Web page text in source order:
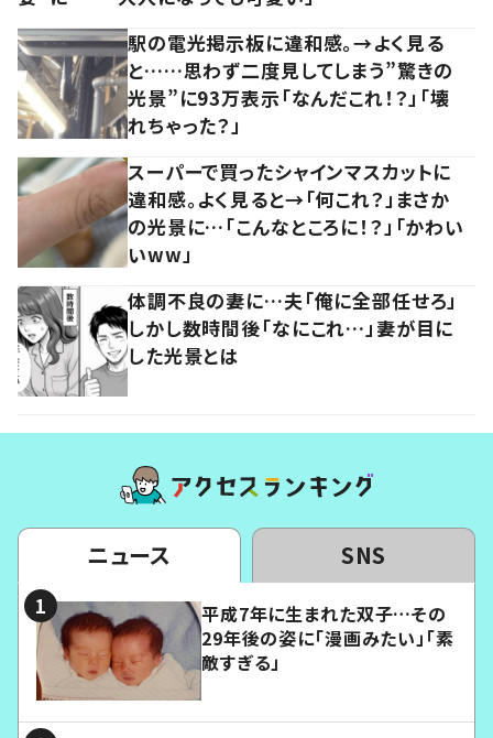
駅の電光掲示板に違和感。→よく見る
と……思わず二度見してしまう”驚きの
光景”に93万表示「なんだこれ！？」「壊
れちゃった？」
スーパーで買ったシャインマスカットに
違和感。よく見ると→「何これ？」まさか
の光景に…「こんなところに！？」「かわい
いww」
体調不良の妻に…夫「俺に全部任せろ」
しかし数時間後「なにこれ…」妻が目に
した光景とは
ニュース SNS
平成7年に生まれた双子…その
29年後の姿に「漫画みたい」「素
敵すぎる」